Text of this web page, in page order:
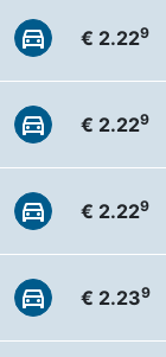
€ 2.229
€ 2.229
€ 2.229
€ 2.239